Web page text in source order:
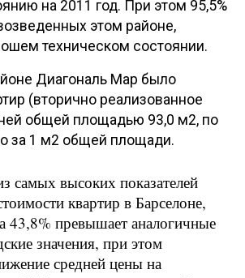
на 2011 год. При этом 95,5%
этом районе,
техническом состоянии.
Диагональ Мар было
(вторично реализованное
общей площадью 93,0 м2, по
за 1 м2 общей площади.
самых высоких показателей
квартир в Барселоне,
43,8% превышает аналогичные
значения, при этом
средней цены на